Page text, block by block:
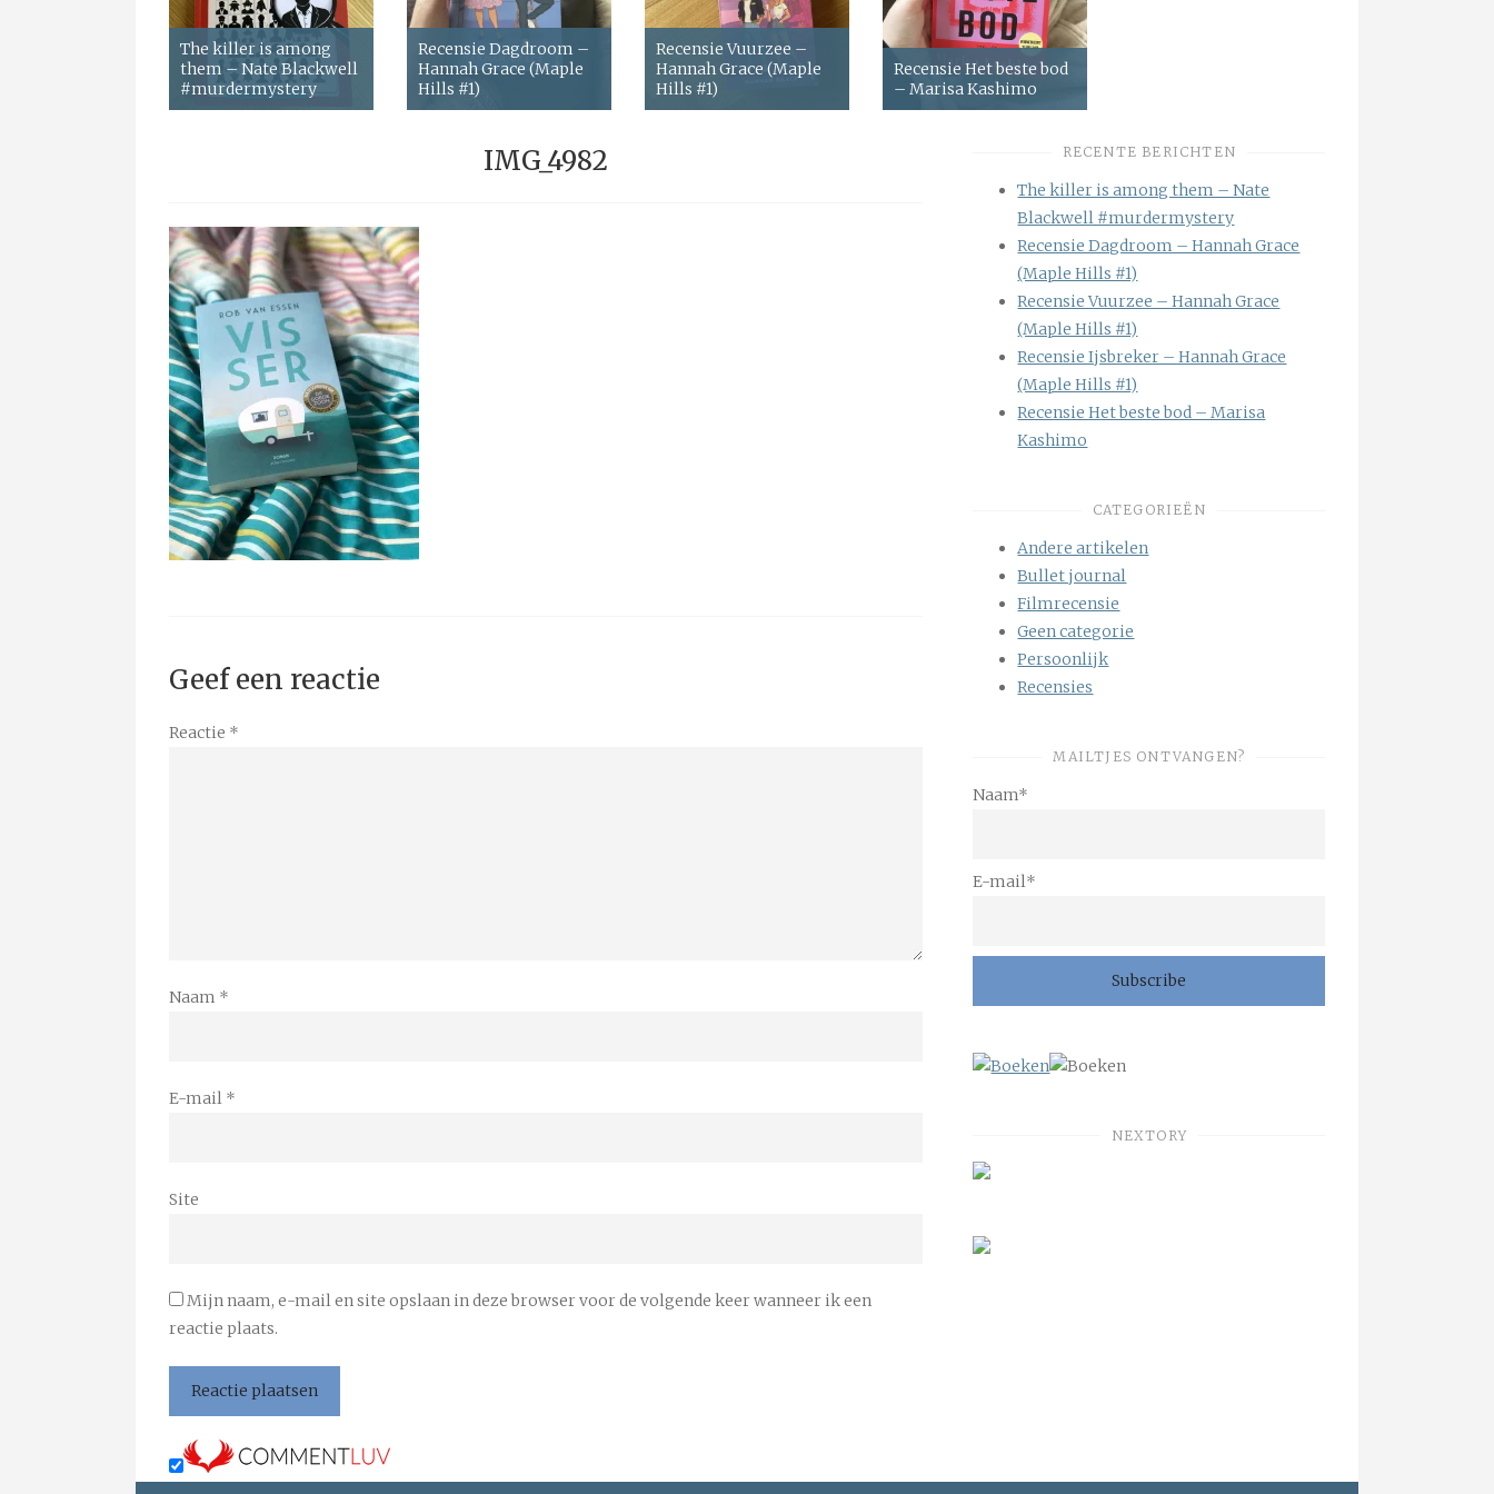
The killer is among
them – Nate Blackwell
#murdermystery
Recensie Dagdroom –
Hannah Grace (Maple
Hills #1)
Recensie Vuurzee –
Hannah Grace (Maple
Hills #1)
Recensie Het beste bod
– Marisa Kashimo
IMG_4982
Geef een reactie
Reactie *
Naam *
E-mail *
Site
Mijn naam, e-mail en site opslaan in deze browser voor de volgende keer wanneer ik een
reactie plaats.
RECENTE BERICHTEN
The killer is among them – Nate
Blackwell #murdermystery
Recensie Dagdroom – Hannah Grace
(Maple Hills #1)
Recensie Vuurzee – Hannah Grace
(Maple Hills #1)
Recensie Ijsbreker – Hannah Grace
(Maple Hills #1)
Recensie Het beste bod – Marisa
Kashimo
CATEGORIEËN
Andere artikelen
Bullet journal
Filmrecensie
Geen categorie
Persoonlijk
Recensies
MAILTJES ONTVANGEN?
Naam*
E-mail*
NEXTORY